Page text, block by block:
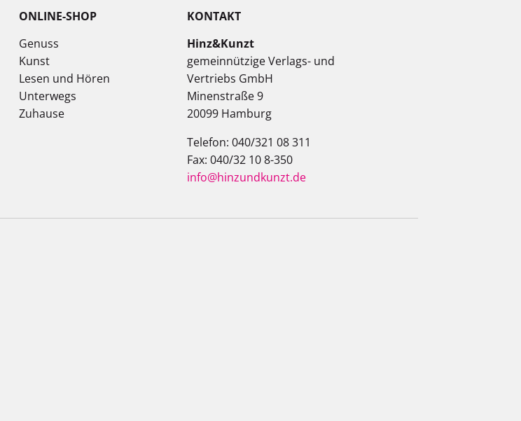
ONLINE-SHOP
Genuss
Kunst
Lesen und Hören
Unterwegs
Zuhause
KONTAKT
Hinz&Kunzt
gemeinnützige Verlags- und
Vertriebs GmbH
Minenstraße 9
20099 Hamburg
Telefon: 040/321 08 311
Fax: 040/32 10 8-350
info@hinzundkunzt.de